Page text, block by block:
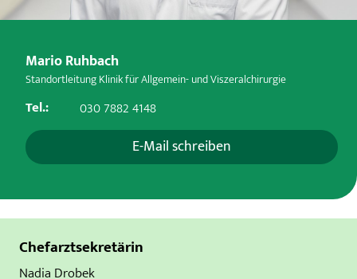
Mario Ruhbach
Standortleitung Klinik für Allgemein- und Viszeralchirurgie
Tel.: 030 7882 4148
E-Mail schreiben
Chefarztsekretärin
Nadia Drobek